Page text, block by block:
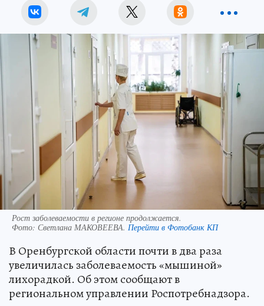
Рост заболеваемости в регионе продолжается.
Фото: Светлана МАКОВЕЕВА. Перейти в Фотобанк КП
В Оренбургской области почти в два раза
увеличилась заболеваемость «мышиной»
лихорадкой. Об этом сообщают в
региональном управлении Роспотребнадзора.